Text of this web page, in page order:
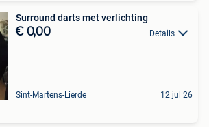
Surround darts met verlichting
€ 0,00 Details
Sint-Martens-Lierde 12 jul 26